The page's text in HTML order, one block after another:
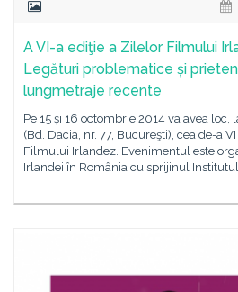
A VI-a ediţie a Zilelor Filmului
Legături problematice și
lungmetraje recente
Pe 15 și 16 octombrie 2014 va avea loc,
(Bd. Dacia, nr. 77, Bucureşti), cea de-a
Filmului Irlandez. Evenimentul este
Irlandei în România cu sprijinul